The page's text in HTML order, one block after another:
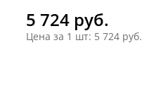
5 724 руб.
Цена за 1 шт: 5 724 руб.